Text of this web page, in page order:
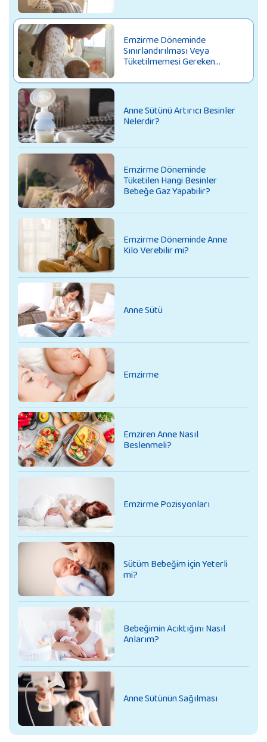
Emzirme Döneminde
Sınırlandırılması Veya
Tüketilmemesi Gereken
Anne Sütünü Artırıcı Besinler
Nelerdir?
Emzirme Döneminde
Tüketilen Hangi Besinler
Bebeğe Gaz Yapabilir?
Emzirme Döneminde Anne
Kilo Verebilir mi?
Anne Sütü
Emzirme
Emziren Anne Nasıl
Beslenmeli?
Emzirme Pozisyonları
Sütüm Bebeğim için Yeterli
mi?
Bebeğimin Acıktığını Nasıl
Anlarım?
Anne Sütünün Sağılması